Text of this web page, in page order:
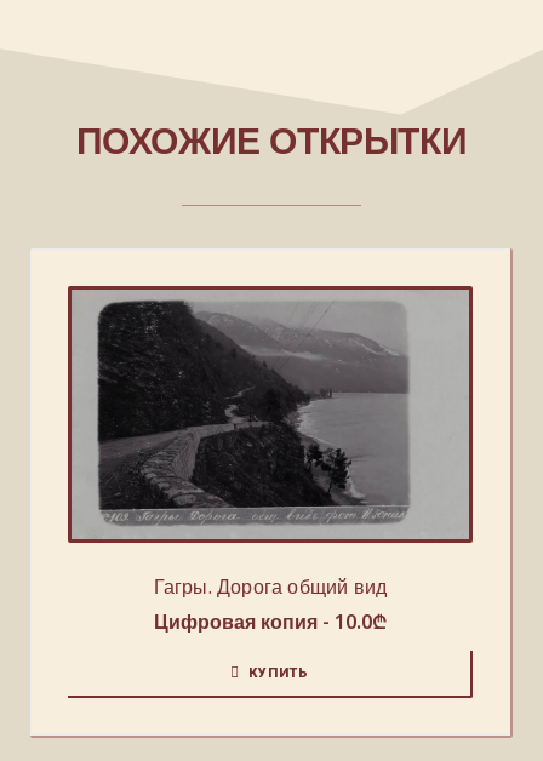
ПОХОЖИЕ ОТКРЫТКИ
Гагры. Дорога общий вид
Цифровая копия - 10.0₾
КУПИТЬ